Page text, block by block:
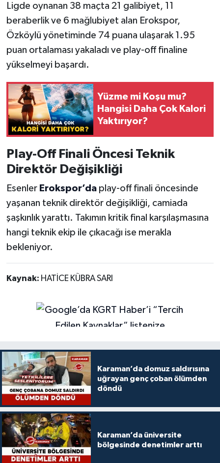
Ligde oynanan 38 maçta 21 galibiyet, 11
beraberlik ve 6 mağlubiyet alan Erokspor,
Özköylü yönetiminde 74 puana ulaşarak 1.95
puan ortalaması yakaladı ve play-off finaline
yükselmeyi başardı.
Yüzme mi Koşu mu?
Hangisi Daha Çok Kalori
Yaktırıyor?
Play-Off Finali Öncesi Teknik
Direktör Değişikliği
Esenler Erokspor’daplay-off finali öncesinde
yaşanan teknik direktör değişikliği, camiada
şaşkınlık yarattı. Takımın kritik final karşılaşmasına
hangi teknik ekip ile çıkacağı ise merakla
bekleniyor.
Kaynak: HATİCE KÜBRA SARI
Karaman’da domuz saldırısına
uğrayan genç çoban ölümden
döndü
Karaman’da üniversite
bölgesinde denetimler arttı